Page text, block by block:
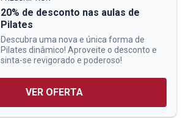
20% de desconto nas aulas de
Pilates
Descubra uma nova e única forma de
Pilates dinâmico! Aproveite o desconto e
sinta-se revigorado e poderoso!
VER OFERTA